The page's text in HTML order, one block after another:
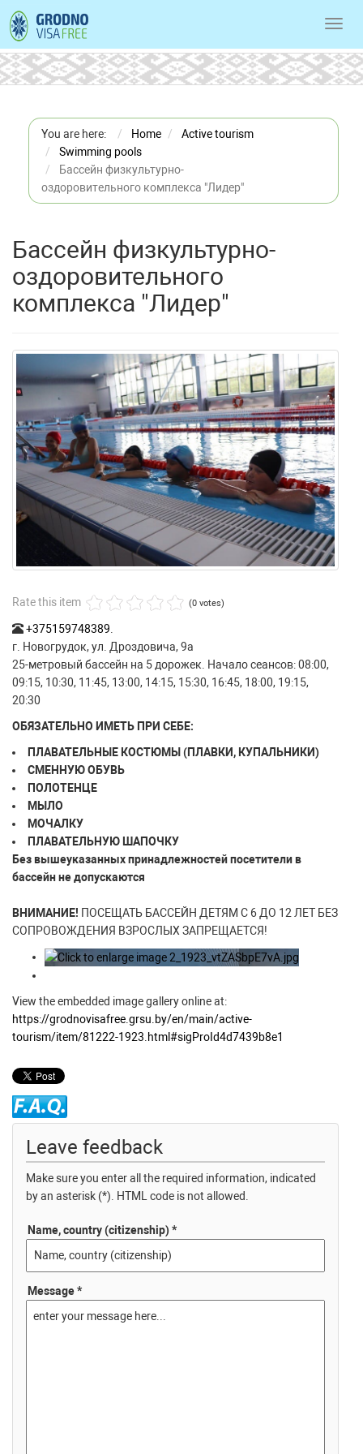
You are here: Home
Active tourism
Swimming pools
Бассейн физкультурно-
оздоровительного комплекса "Лидер"
Бассейн физкультурно-
оздоровительного
комплекса "Лидер"
Rate this item (0 votes)
+375159748389
г. Новогрудок, ул. Дроздовича, 9а
25-метровый бассейн на 5 дорожек. Начало сеансов: 08:00,
09:15, 10:30, 11:45, 13:00, 14:15, 15:30, 16:45, 18:00, 19:15,
20:30
ОБЯЗАТЕЛЬНО ИМЕТЬ ПРИ СЕБЕ:
ПЛАВАТЕЛЬНЫЕ КОСТЮМЫ (ПЛАВКИ, КУПАЛЬНИКИ)
СМЕННУЮ ОБУВЬ
ПОЛОТЕНЦЕ
МЫЛО
МОЧАЛКУ
ПЛАВАТЕЛЬНУЮ ШАПОЧКУ
Без вышеуказанных принадлежностей посетители в
бассейн не допускаются
ВНИМАНИЕ! ПОСЕЩАТЬ БАССЕЙН ДЕТЯМ С 6 ДО 12 ЛЕТ БЕЗ
СОПРОВОЖДЕНИЯ ВЗРОСЛЫХ ЗАПРЕЩАЕТСЯ!
View the embedded image gallery online at:
https://grodnovisafree.grsu.by/en/main/active-
tourism/item/81222-1923.html#sigProId4d7439b8e1
Leave feedback
Make sure you enter all the required information, indicated
by an asterisk (*). HTML code is not allowed.
Name, country (citizenship) *
Message *